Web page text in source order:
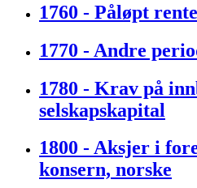
1760 - Påløpt
1770 - Andre
1780 - Krav på
selskapskapital
1800 - Aksjer i
konsern, norske